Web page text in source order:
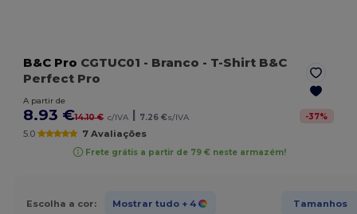
B&C Pro CGTUC01 - Branco - T-Shirt B&C
Perfect Pro
A partir de
8.93 €14.10 € c/IVA | 7.26 €s/IVA -37%
5.0 7 Avaliações
Frete grátis a partir de 79 € neste armazém!
Escolha a cor: Mostrar tudo + 4 Tamanhos